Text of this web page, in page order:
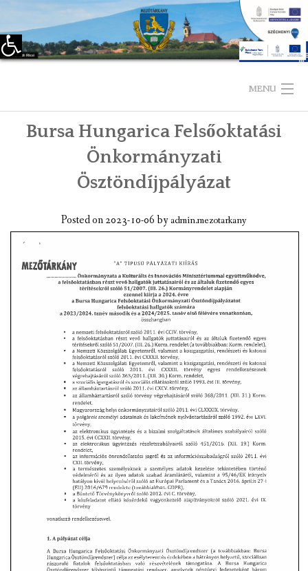
Eszköztár megnyitása
MENU
KEZDŐLAP
KAPCSOLAT
ÖNKORMÁNYZAT
KÉPVISELŐ-TESTÜLET
VÁLASZTÁSI INFORMÁCIÓK
NEMZETISÉGI ÖNKORMÁNYZAT
TÁRSULÁS
PÁLYÁZATOK
HIRDETMÉNYEK
ÓVODA ÉS MINI BÖLCSŐDE
Bursa Hungarica Felsőoktatási
Önkormányzati
Ösztöndíjpályázat
Posted on2023-10-06byadmin.mezotarkany